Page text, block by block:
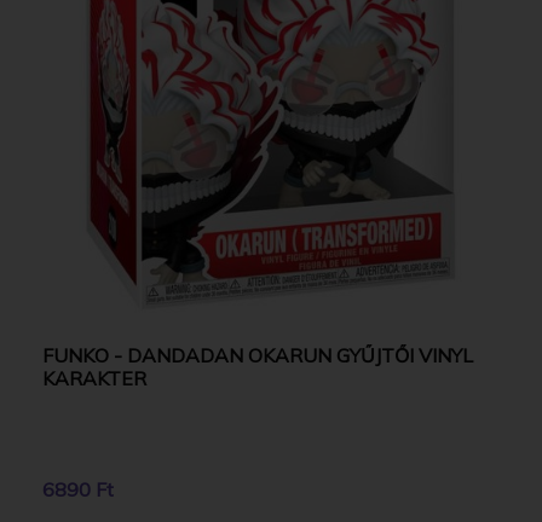
FUNKO - DANDADAN OKARUN GYŰJTŐI VINYL
KARAKTER
6890 Ft